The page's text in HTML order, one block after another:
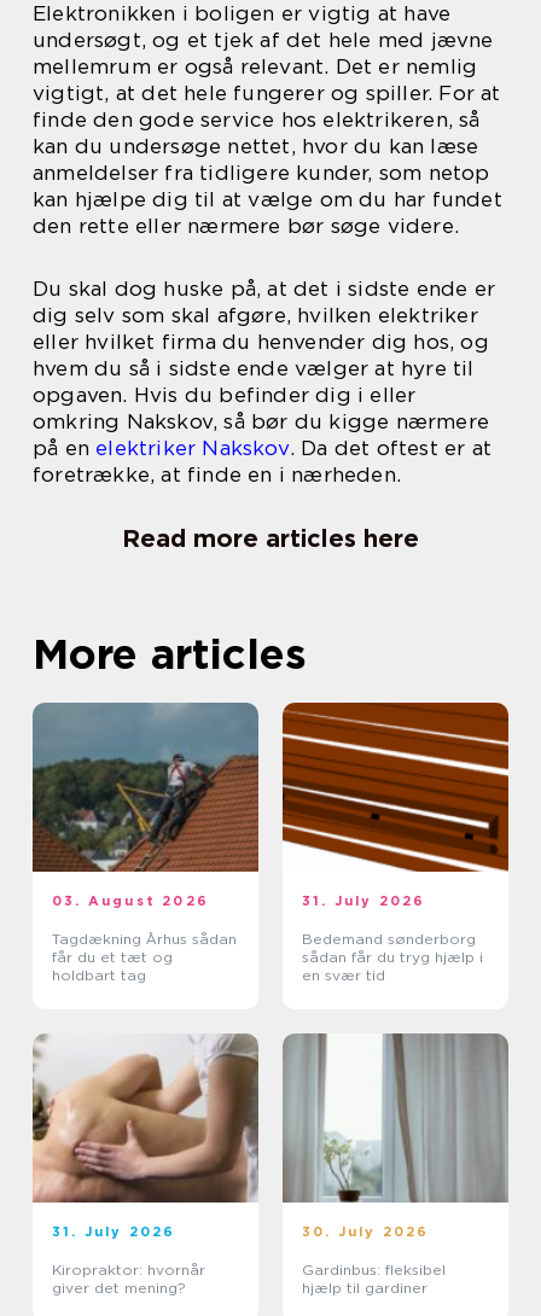
Elektronikken i boligen er vigtig at have
undersøgt, og et tjek af det hele med jævne
mellemrum er også relevant. Det er nemlig
vigtigt, at det hele fungerer og spiller. For at
finde den gode service hos elektrikeren, så
kan du undersøge nettet, hvor du kan læse
anmeldelser fra tidligere kunder, som netop
kan hjælpe dig til at vælge om du har fundet
den rette eller nærmere bør søge videre.
Du skal dog huske på, at det i sidste ende er
dig selv som skal afgøre, hvilken elektriker
eller hvilket firma du henvender dig hos, og
hvem du så i sidste ende vælger at hyre til
opgaven. Hvis du befinder dig i eller
omkring Nakskov, så bør du kigge nærmere
på en elektriker Nakskov. Da det oftest er at
foretrække, at finde en i nærheden.
Read more articles here
More articles
03. August 2026
Tagdækning Århus sådan
får du et tæt og
holdbart tag
31. July 2026
Bedemand sønderborg
sådan får du tryg hjælp i
en svær tid
31. July 2026
Kiropraktor: hvornår
giver det mening?
30. July 2026
Gardinbus: fleksibel
hjælp til gardiner